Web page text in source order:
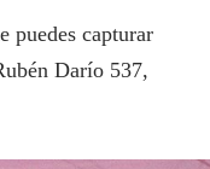
puedes capturar
Darío 537,